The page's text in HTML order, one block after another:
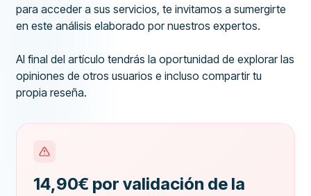
para acceder a sus servicios, te invitamos a sumergirte
en este análisis elaborado por nuestros expertos.
Al final del artículo tendrás la oportunidad de explorar las
opiniones de otros usuarios e incluso compartir tu
propia reseña.
14,90€ por validación de la